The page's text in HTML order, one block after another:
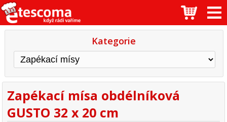
Kategorie
Zapékací mísa obdélníková
GUSTO 32 x 20 cm